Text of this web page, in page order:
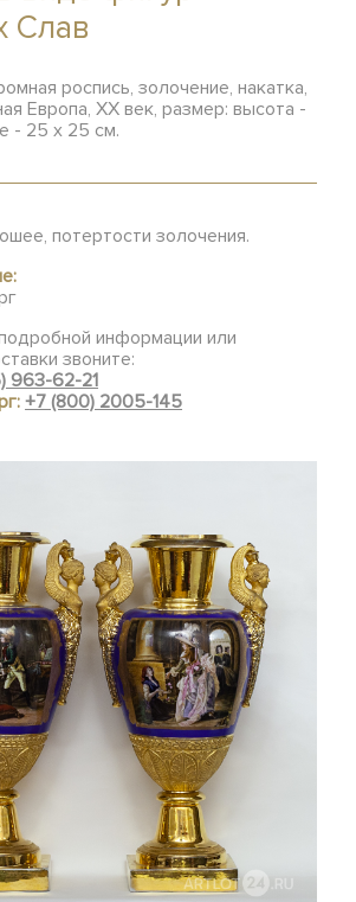
Слав
роспись, золочение, накатка,
Европа, ХХ век, размер: высота -
- 25 х 25 см.
потертости золочения.
информации или
звоните:
963-62-21
+7 (800) 2005-145